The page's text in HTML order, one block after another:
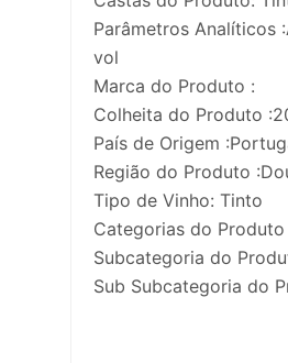
Parâmetros Analíticos
vol
Marca do Produto :
Colheita do Produto
País de Origem
Região do Produto
Tipo de Vinho: Tinto
Categorias do Produto
Subcategoria do
Sub Subcategoria do